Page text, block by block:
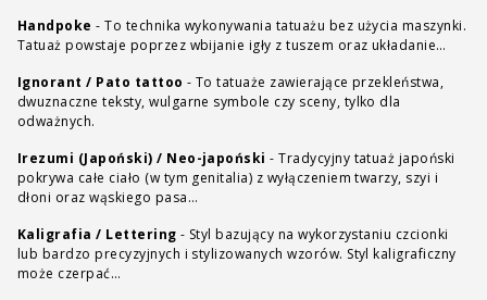
Handpoke - To technika wykonywania tatuażu bez użycia maszynki.
Tatuaż powstaje poprzez wbijanie igły z tuszem oraz układanie…
Ignorant / Pato tattoo - To tatuaże zawierające przekleństwa,
dwuznaczne teksty, wulgarne symbole czy sceny, tylko dla
odważnych.
Irezumi (Japoński) / Neo-japoński - Tradycyjny tatuaż japoński
pokrywa całe ciało (w tym genitalia) z wyłączeniem twarzy, szyi i
dłoni oraz wąskiego pasa…
Kaligrafia / Lettering - Styl bazujący na wykorzystaniu czcionki
lub bardzo precyzyjnych i stylizowanych wzorów. Styl kaligraficzny
może czerpać…